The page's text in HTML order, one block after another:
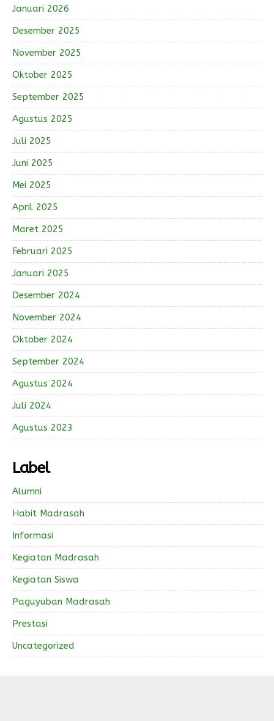
Januari 2026
Desember 2025
November 2025
Oktober 2025
September 2025
Agustus 2025
Juli 2025
Juni 2025
Mei 2025
April 2025
Maret 2025
Februari 2025
Januari 2025
Desember 2024
November 2024
Oktober 2024
September 2024
Agustus 2024
Juli 2024
Agustus 2023
Label
Alumni
Habit Madrasah
Informasi
Kegiatan Madrasah
Kegiatan Siswa
Paguyuban Madrasah
Prestasi
Uncategorized